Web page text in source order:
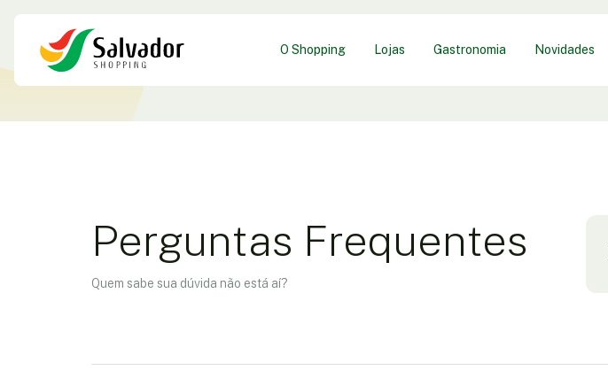
O Shopping Lojas Gastronomia Novidades
Perguntas Frequentes
Quem sabe sua dúvida não está aí?